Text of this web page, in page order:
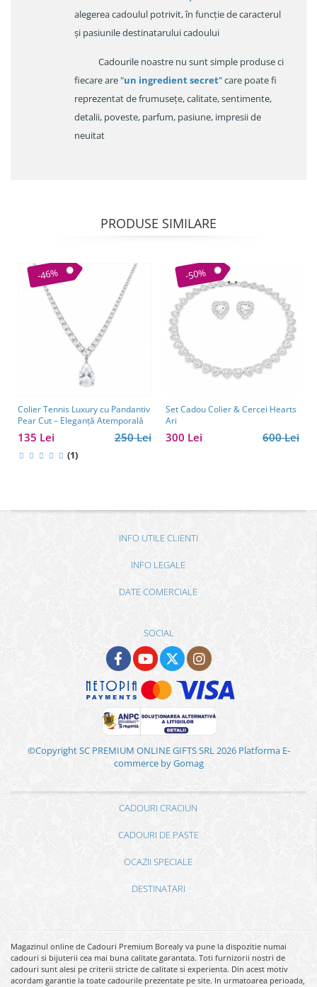
alegerea cadoulul potrivit, în funcție de caracterul
și pasiunile destinatarului cadoului
Cadourile noastre nu sunt simple produse ci
fiecare are "un ingredient secret" care poate fi
reprezentat de frumusețe, calitate, sentimente,
detalii, poveste, parfum, pasiune, impresii de
neuitat
PRODUSE SIMILARE
-46%
Colier Tennis Luxury cu Pandantiv
Pear Cut – Eleganță Atemporală
250 Lei
135 Lei
(1)
-50%
Set Cadou Colier & Cercei Hearts
Ari
600 Lei
300 Lei
INFO UTILE CLIENTI
INFO LEGALE
DATE COMERCIALE
SOCIAL
©Copyright SC PREMIUM ONLINE GIFTS SRL 2026 Platforma E-
commerce by Gomag
CADOURI CRACIUN
CADOURI DE PASTE
OCAZII SPECIALE
DESTINATARI
Magazinul online de Cadouri Premium Borealy va pune la dispozitie numai
cadouri si bijuterii cea mai buna calitate garantata. Toti furnizorii nostri de
cadouri sunt alesi pe criterii stricte de calitate si experienta. Din acest motiv
acordam garantie la toate cadourile prezentate pe site. In urmatoarea perioada,